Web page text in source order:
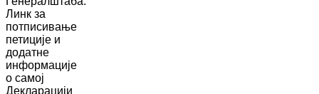
Линк за
потписивање
петиције и
додатне
информације
о самој
Декларацији